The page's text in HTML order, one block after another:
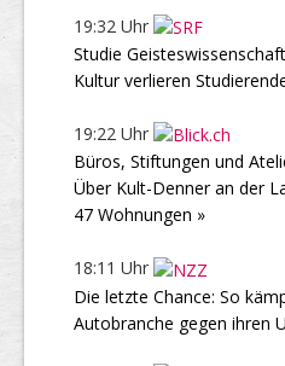
19:32 Uhr
Studie
Kultur verlieren
19:22 Uhr
Büros, Stiftungen und
Über Kult-Denner an der
47 Wohnungen »
18:11 Uhr
Die letzte Chance: So
Autobranche gegen ihren